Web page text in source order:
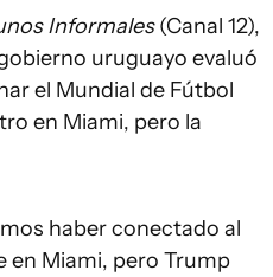
Informales(Canal 12),
uruguayo evaluó
el Mundial de Fútbol
en Miami, pero la
haber conectado al
en Miami, pero Trump